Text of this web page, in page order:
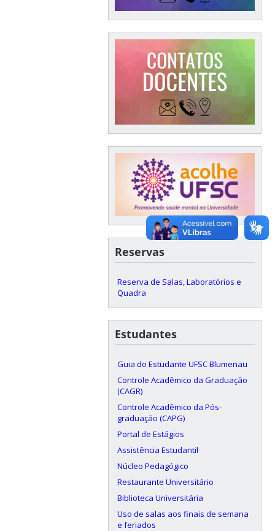
Reservas
Reserva de Salas, Laboratórios e
Quadra
Estudantes
Guia do Estudante UFSC Blumenau
Controle Acadêmico da Graduação
(CAGR)
Controle Acadêmico da Pós-
graduação (CAPG)
Portal de Estágios
Assistência Estudantil
Núcleo Pedagógico
Restaurante Universitário
Biblioteca Universitária
Uso de salas aos finais de semana
e feriados